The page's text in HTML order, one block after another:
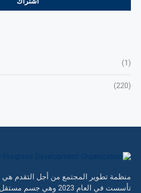
(1)
(220)
منظمة تطوير المجتمع من أجل التقدم هي
تأسست في العام 2023 وهي